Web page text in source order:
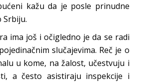
kažu da je posle prinudne
Srbiju.
ima još i očigledno je da se radi
slučajevima. Reč je o
u kome, na žalost, učestvuju i
a često asistiraju inspekcije i